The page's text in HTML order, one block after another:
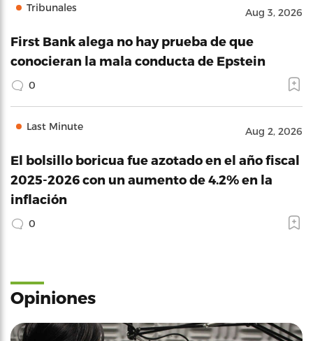
Tribunales Aug 3, 2026
First Bank alega no hay prueba de que
conocieran la mala conducta de Epstein
0
Last Minute Aug 2, 2026
El bolsillo boricua fue azotado en el año fiscal
2025-2026 con un aumento de 4.2% en la
inflación
0
Opiniones